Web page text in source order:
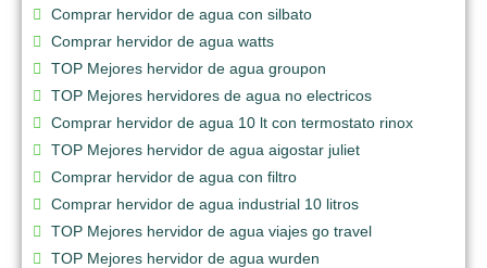
Comprar hervidor de agua con silbato
Comprar hervidor de agua watts
TOP Mejores hervidor de agua groupon
TOP Mejores hervidores de agua no electricos
Comprar hervidor de agua 10 lt con termostato rinox
TOP Mejores hervidor de agua aigostar juliet
Comprar hervidor de agua con filtro
Comprar hervidor de agua industrial 10 litros
TOP Mejores hervidor de agua viajes go travel
TOP Mejores hervidor de agua wurden